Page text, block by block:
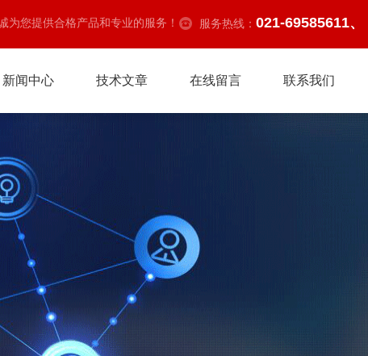
您提供合格产品和专业的服务！ 服务热线： 021-69585611、
新闻中心 技术文章 在线留言 联系我们